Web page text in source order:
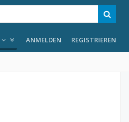
ANMELDEN REGISTRIEREN